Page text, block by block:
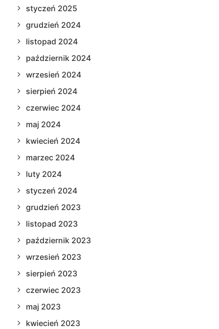
styczeń 2025
grudzień 2024
listopad 2024
październik 2024
wrzesień 2024
sierpień 2024
czerwiec 2024
maj 2024
kwiecień 2024
marzec 2024
luty 2024
styczeń 2024
grudzień 2023
listopad 2023
październik 2023
wrzesień 2023
sierpień 2023
czerwiec 2023
maj 2023
kwiecień 2023